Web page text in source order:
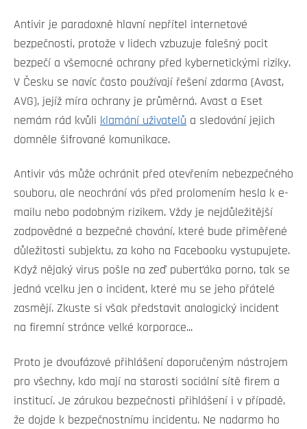
Antivir je paradoxně hlavní nepřítel internetové
bezpečnosti, protože v lidech vzbuzuje falešný pocit
bezpečí a všemocné ochrany před kybernetickými riziky.
V Česku se navíc často používají řešení zdarma (Avast,
AVG), jejíž míra ochrany je průměrná. Avast a Eset
nemám rád kvůli klamání uživatelů a sledování jejich
domněle šifrované komunikace.
Antivir vás může ochránit před otevřením nebezpečného
souboru, ale neochrání vás před prolomením hesla k e-
mailu nebo podobným rizikem. Vždy je nejdůležitější
zodpovědné a bezpečné chování, které bude přiměřené
důležitosti subjektu, za koho na Facebooku vystupujete.
Když nějaký virus pošle na zeď puberťáka porno, tak se
jedná vcelku jen o incident, které mu se jeho přátelé
zasmějí. Zkuste si však představit analogický incident
na firemní stránce velké korporace...
Proto je dvoufázové přihlášení doporučeným nástrojem
pro všechny, kdo mají na starosti sociální sítě firem a
institucí. Je zárukou bezpečnosti přihlášení i v případě,
že dojde k bezpečnostnímu incidentu. Ne nadarmo ho